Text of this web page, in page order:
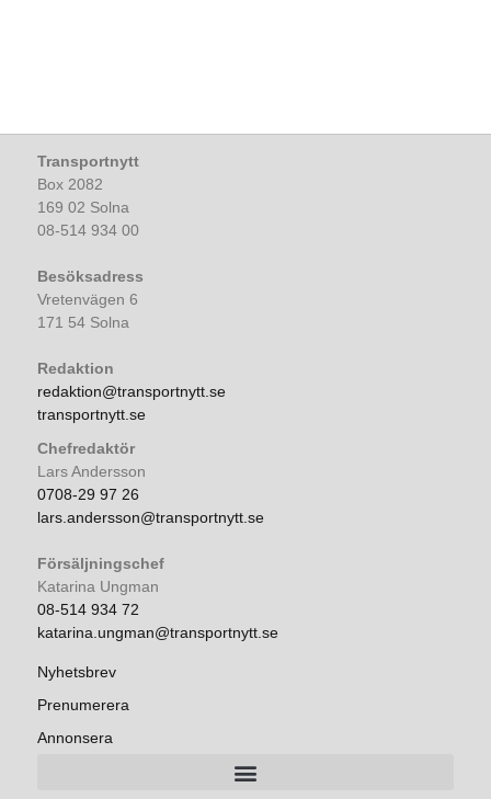
Transportnytt
Box 2082
169 02 Solna
08-514 934 00
Besöksadress
Vretenvägen 6
171 54 Solna
Redaktion
redaktion@transportnytt.se
transportnytt.se
Chefredaktör
Lars Andersson
0708-29 97 26
lars.andersson@transportnytt.se
Försäljningschef
Katarina Ungman
08-514 934 72
katarina.ungman@transportnytt.se
Nyhetsbrev
Prenumerera
Annonsera